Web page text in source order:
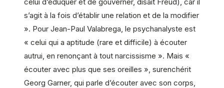
s’agit à la fois d’établir une relation et de la modifier
». Pour Jean-Paul Valabrega, le psychanalyste est
« celui qui a aptitude (rare et difficile) à écouter
autrui, en renonçant à tout narcissisme ». Mais «
écouter avec plus que ses oreilles », surenchérit
Georg Garner, qui parle d’écouter avec son corps,